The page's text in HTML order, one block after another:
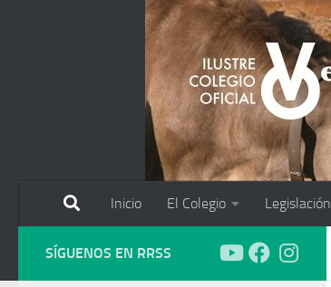
Inicio El Colegio Legislación
SÍGUENOS EN RRSS